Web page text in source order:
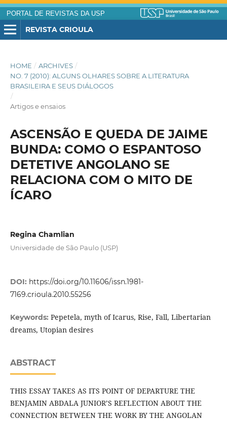
PORTAL DE REVISTAS DA USP
REVISTA CRIOULA
HOME / ARCHIVES /
NO. 7 (2010): ALGUNS OLHARES SOBRE A LITERATURA
BRASILEIRA E SEUS DIÁLOGOS
/
Artigos e ensaios
ASCENSÃO E QUEDA DE JAIME
BUNDA: COMO O ESPANTOSO
DETETIVE ANGOLANO SE
RELACIONA COM O MITO DE
ÍCARO
Regina Chamlian
Universidade de São Paulo (USP)
DOI: https://doi.org/10.11606/issn.1981-
7169.crioula.2010.55256
Keywords: Pepetela, myth of Icarus, Rise, Fall, Libertarian
dreams, Utopian desires
ABSTRACT
THIS ESSAY TAKES AS ITS POINT OF DEPARTURE THE
BENJAMIN ABDALA JUNIOR’S REFLECTION ABOUT THE
CONNECTION BETWEEN THE WORK BY THE ANGOLAN